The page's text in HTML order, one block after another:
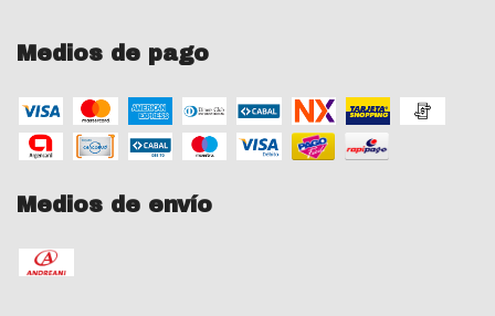
Medios de pago
Medios de envío